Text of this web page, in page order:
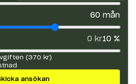
60 mån
0 kr10 %
(370 kr)
ansökan